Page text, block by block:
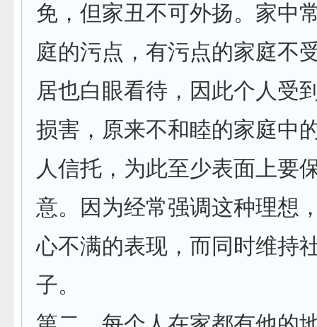
免，但家丑不可外扬。家中
庭的污点，有污点的家庭不
居也白眼看待，因此个人受
损害，原来不和睦的家庭中
人信托，为此至少表面上要
意。因为经常强调这种理想
心不满的表现，而同时维持
子。